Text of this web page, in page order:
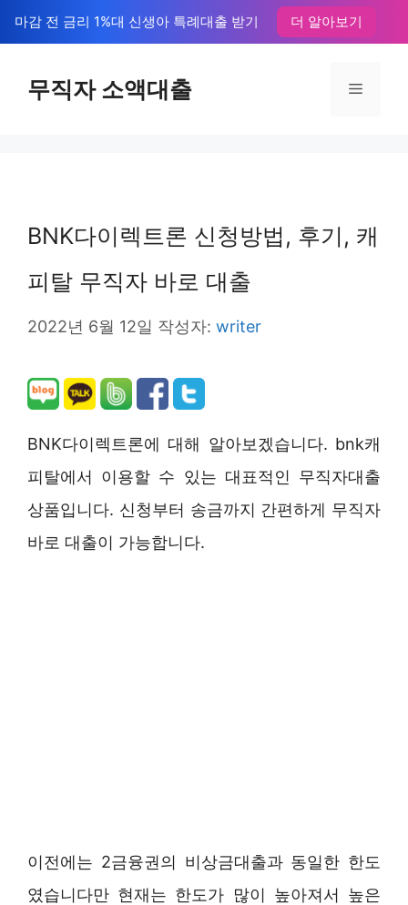
텐
마감 전 금리 1%대 신생아 특례대출 받기 더 알아보기
무직자 소액대출 메
BNK다이렉트론 신청방법, 후기, 캐
피탈 무직자 바로 대출
2022년 6월 12일 작성자: writer
BNK다이렉트론에 대해 알아보겠습니다. bnk캐
피탈에서 이용할 수 있는 대표적인 무직자대출
상품입니다. 신청부터 송금까지 간편하게 무직자
바로 대출이 가능합니다.
이전에는 2금융권의 비상금대출과 동일한 한도
였습니다만 현재는 한도가 많이 높아져서 높은